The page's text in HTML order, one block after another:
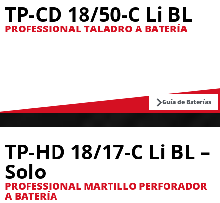
TP-CD 18/50-C Li BL
PROFESSIONAL TALADRO A BATERÍA
Guía de Baterías
TP-HD 18/17-C Li BL –
Solo
PROFESSIONAL MARTILLO PERFORADOR
A BATERÍA